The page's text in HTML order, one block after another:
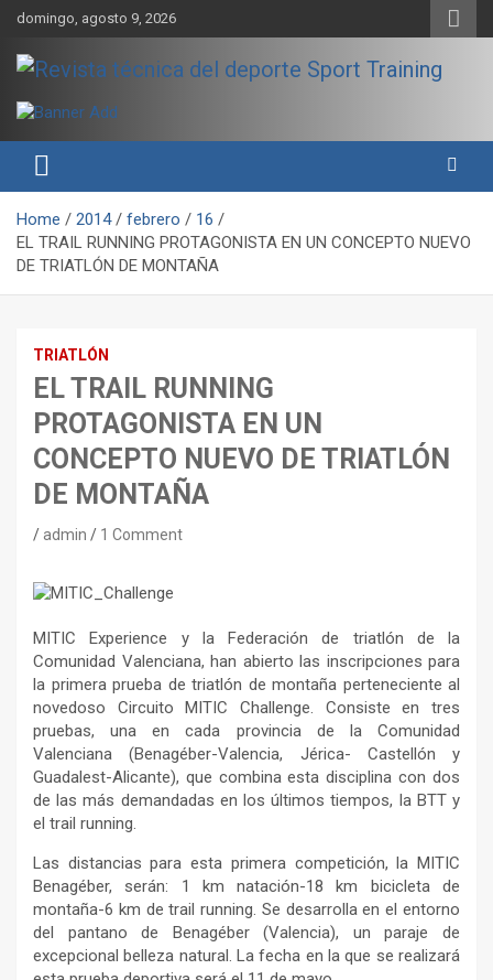
Skip
content
domingo, agosto 9, 2026
Revista técnica del deporte
Sport Training
rendimiento, nutrición y entrenamiento.
Home 2014 febrero
16
EL TRAIL RUNNING PROTAGONISTA EN UN CONCEPTO NUEVO
DE TRIATLÓN DE MONTAÑA
TRIATLÓN
EL TRAIL RUNNING
PROTAGONISTA EN UN
CONCEPTO NUEVO DE TRIATLÓN
DE MONTAÑA
admin 1 Comment
MITIC Experience y la Federación de triatlón de la
Comunidad Valenciana, han abierto las inscripciones para
la primera prueba de triatlón de montaña perteneciente al
novedoso Circuito MITIC Challenge. Consiste en tres
pruebas, una en cada provincia de la Comunidad
Valenciana (Benagéber-Valencia, Jérica- Castellón y
Guadalest-Alicante), que combina esta disciplina con dos
de las más demandadas en los últimos tiempos, la BTT y
el trail running.
Las distancias para esta primera competición, la MITIC
Benagéber, serán: 1 km natación-18 km bicicleta de
montaña-6 km de trail running. Se desarrolla en el entorno
del pantano de Benagéber (Valencia), un paraje de
excepcional belleza natural. La fecha en la que se realizará